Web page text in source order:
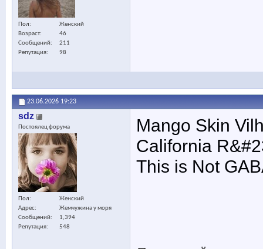
Пол
Женский
Возраст
46
Сообщений
211
Репутация
98
23.06.2026 19:23
sdz
Постоялец форума
Пол
Женский
Адрес
Жемчужина у моря
Сообщений
1,394
Репутация
548
Mango Skin
California
This is Not